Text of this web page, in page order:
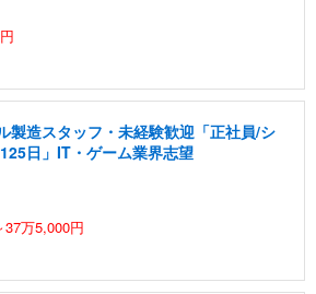
製造スタッフ・未経験歓迎「正社員/シ
日」IT・ゲーム業界志望
37万5,000円